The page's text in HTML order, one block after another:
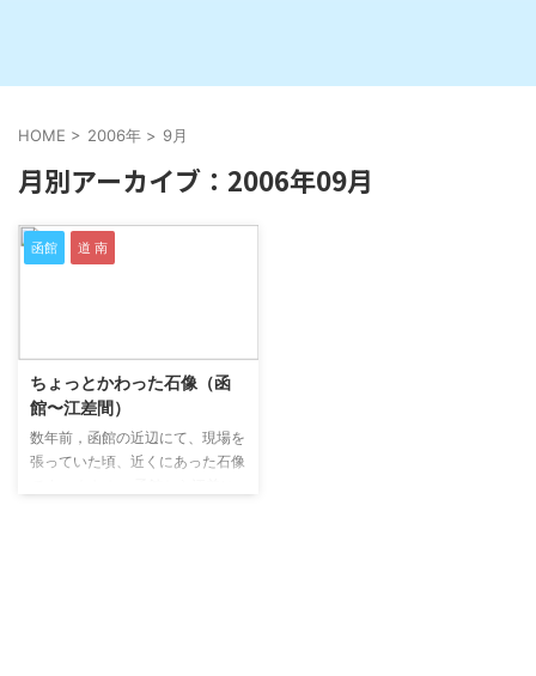
HOME > 2006年 > 9月
月別アーカイブ：2006年09月
函館 道 南
ちょっとかわった石像（函
館〜江差間）
数年前，函館の近辺にて、現場を
張っていた頃、近くにあった石像